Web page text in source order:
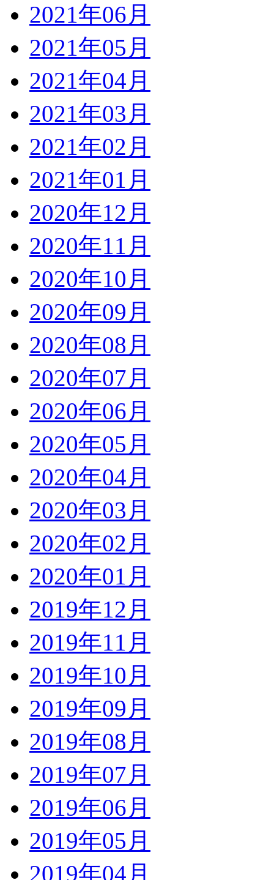
2021年06月
2021年05月
2021年04月
2021年03月
2021年02月
2021年01月
2020年12月
2020年11月
2020年10月
2020年09月
2020年08月
2020年07月
2020年06月
2020年05月
2020年04月
2020年03月
2020年02月
2020年01月
2019年12月
2019年11月
2019年10月
2019年09月
2019年08月
2019年07月
2019年06月
2019年05月
2019年04月